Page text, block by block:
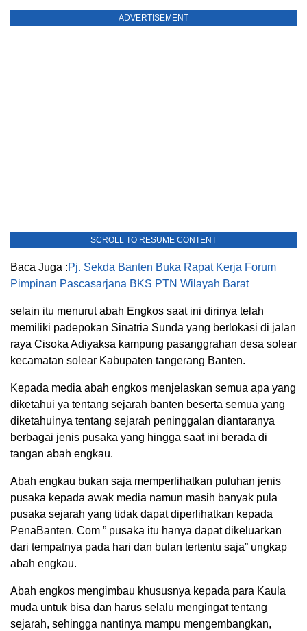
ADVERTISEMENT
SCROLL TO RESUME CONTENT
Baca Juga :Pj. Sekda Banten Buka Rapat Kerja Forum
Pimpinan Pascasarjana BKS PTN Wilayah Barat
selain itu menurut abah Engkos saat ini dirinya telah
memiliki padepokan Sinatria Sunda yang berlokasi di jalan
raya Cisoka Adiyaksa kampung pasanggrahan desa solear
kecamatan solear Kabupaten tangerang Banten.
Kepada media abah engkos menjelaskan semua apa yang
diketahui ya tentang sejarah banten beserta semua yang
diketahuinya tentang sejarah peninggalan diantaranya
berbagai jenis pusaka yang hingga saat ini berada di
tangan abah engkau.
Abah engkau bukan saja memperlihatkan puluhan jenis
pusaka kepada awak media namun masih banyak pula
pusaka sejarah yang tidak dapat diperlihatkan kepada
PenaBanten. Com ” pusaka itu hanya dapat dikeluarkan
dari tempatnya pada hari dan bulan tertentu saja” ungkap
abah engkau.
Abah engkos mengimbau khususnya kepada para Kaula
muda untuk bisa dan harus selalu mengingat tentang
sejarah, sehingga nantinya mampu mengembangkan,